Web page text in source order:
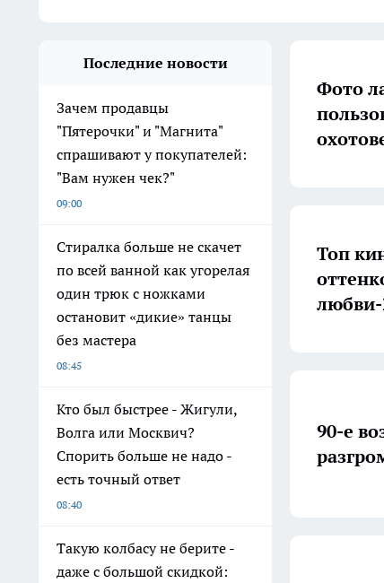
Последние новости
Зачем продавцы
"Пятерочки" и "Магнита"
спрашивают у покупателей:
"Вам нужен чек?"
09:00
Стиралка больше не скачет
по всей ванной как угорелая
один трюк с ножками
остановит «дикие» танцы
без мастера
08:45
Кто был быстрее - Жигули,
Волга или Москвич?
Спорить больше не надо -
есть точный ответ
08:40
Такую колбасу не берите -
даже с большой скидкой:
Фото
Топ
90-е